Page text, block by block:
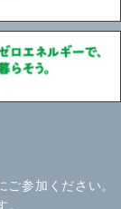
参加ください。
。